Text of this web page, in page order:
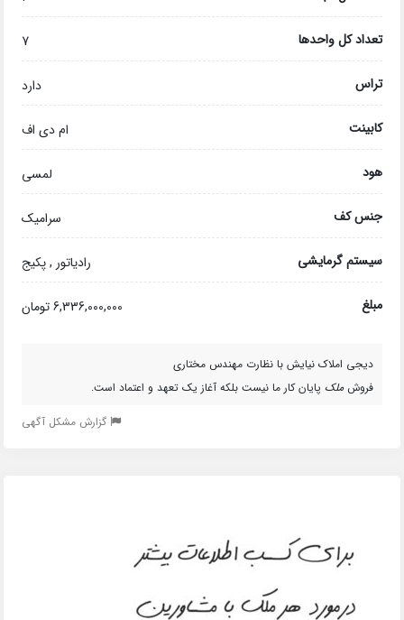
تعداد کل واحدها 7
تراس دارد
کابینت ام دی اف
هود لمسی
جنس کف سرامیک
سیستم گرمایشی رادیاتور , پکیج
مبلغ 6,336,000,000 تومان
دیجی املاک نیایش با نظارت مهندس مختاری
فروشملک پایان کار ما نیست بلکه آغاز یک تعهد و اعتماد است.
گزارش مشکل آگهی